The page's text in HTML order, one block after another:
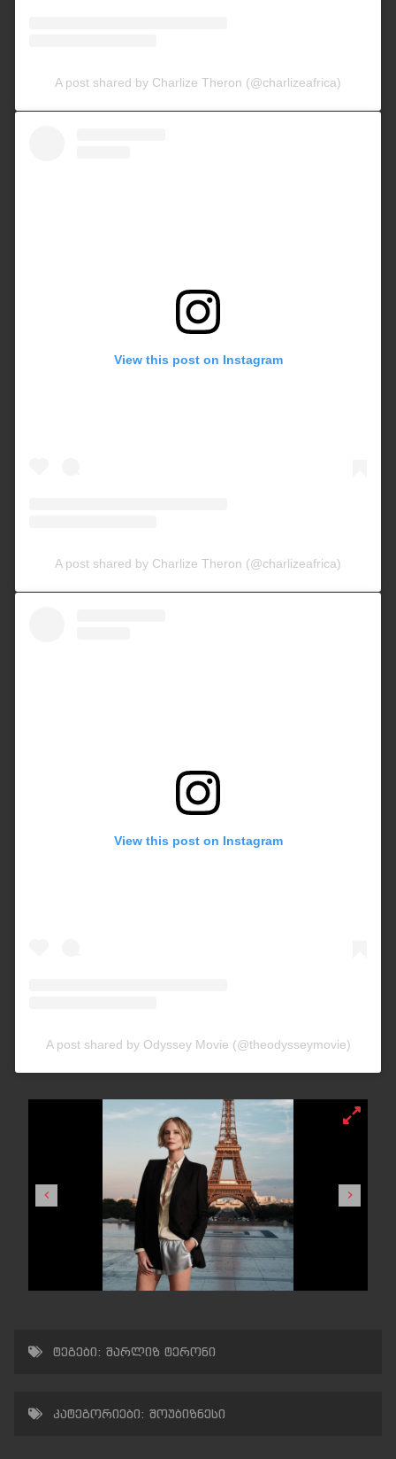
A post shared by Charlize Theron (@charlizeafrica)
View this post on Instagram
A post shared by Charlize Theron (@charlizeafrica)
View this post on Instagram
A post shared by Odyssey Movie (@theodysseymovie)
ტეგები: შარლიზ ტერონი
კატეგორიები: შოუბიზნესი